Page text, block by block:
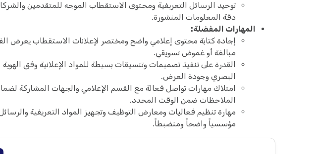
توحيد الرسائل التعريفية ومحتوى الاستقطاب الموجه للمتقدمين
دقة المعلومات المنشورة.
المهارات المفضلة:
إجادة كتابة محتوى إعلامي واضح ومختصر لإعلانات الاستقطاب يعرض
مبالغة أو غموض تسويقي.
القدرة على تنفيذ تصميمات وتنسيقات بسيطة للمواد الإعلانية وفق
البصري وجودة العرض.
امتلاك مهارات تواصل فعالة مع القسم الإعلامي والجهات المشاركة
الملاحظات ضمن الوقت المحدد.
مهارة تنظيم فعاليات ومعارض التوظيف وتجهيز المواد التعريفية
مؤسسياً واضحاً ومنضبطاً.